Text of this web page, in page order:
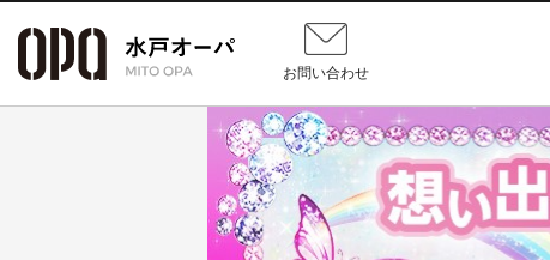
お問い合わせ